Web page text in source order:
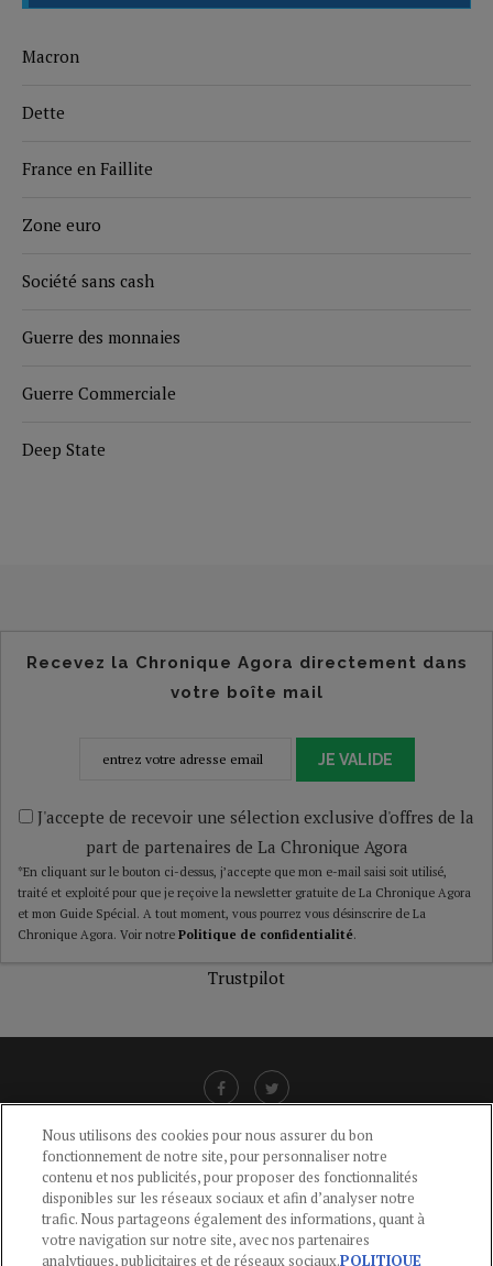
Macron
Dette
France en Faillite
Zone euro
Société sans cash
Guerre des monnaies
Guerre Commerciale
Deep State
Recevez la Chronique Agora directement dans
votre boîte mail
JE VALIDE
J'accepte de recevoir une sélection exclusive d'offres de la
part de partenaires de La Chronique Agora
*En cliquant sur le bouton ci-dessus, j’accepte que mon e-mail saisi soit utilisé,
traité et exploité pour que je reçoive la newsletter gratuite de La Chronique Agora
et mon Guide Spécial. A tout moment, vous pourrez vous désinscrire de La
Chronique Agora. Voir notre Politique de confidentialité.
Trustpilot
LIENS UTILES
CGU-POLITIQUE DE CONFIDENTIALITÉ -POLITIQUE DES COOKIES
MENTIONS LÉGALES -AIDE
CONTACT
Nous utilisons des cookies pour nous assurer du bon
fonctionnement de notre site, pour personnaliser notre
contenu et nos publicités, pour proposer des fonctionnalités
disponibles sur les réseaux sociaux et afin d’analyser notre
trafic. Nous partageons également des informations, quant à
votre navigation sur notre site, avec nos partenaires
analytiques, publicitaires et de réseaux sociaux.POLITIQUE